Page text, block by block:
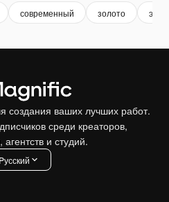
современный золото
создания ваших лучших работ.
среди креаторов,
и студий.
Pусский